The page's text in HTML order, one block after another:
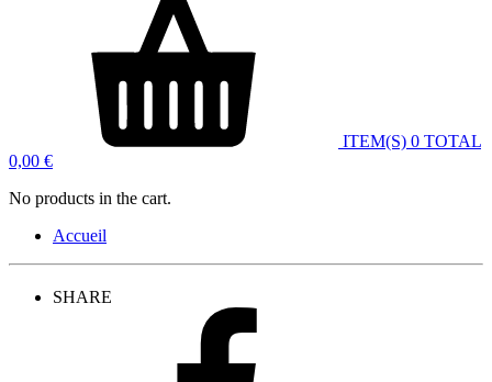
ITEM(S) 0 TOTAL
0,00 €
No products in the cart.
Accueil
SHARE